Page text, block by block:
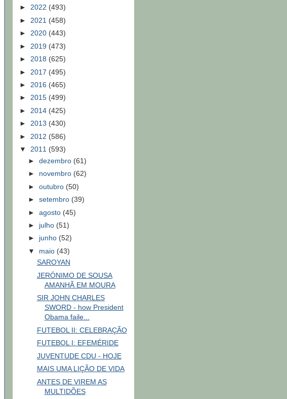
► 2022 (493)
► 2021 (458)
► 2020 (443)
► 2019 (473)
► 2018 (625)
► 2017 (495)
► 2016 (465)
► 2015 (499)
► 2014 (425)
► 2013 (430)
► 2012 (586)
▼ 2011 (593)
► dezembro (61)
► novembro (62)
► outubro (50)
► setembro (39)
► agosto (45)
► julho (51)
► junho (52)
▼ maio (43)
SAROYAN
JERÓNIMO DE SOUSA
AMANHÃ EM MOURA
SIR JOHN CHARLES
SWORD - how President
Obama faile...
FUTEBOL II: CELEBRAÇÃO
FUTEBOL I: EFEMÉRIDE
JUVENTUDE CDU - HOJE
MAIS UMA LIÇÃO DE VIDA
ANTES DE VIREM AS
MULTIDÕES